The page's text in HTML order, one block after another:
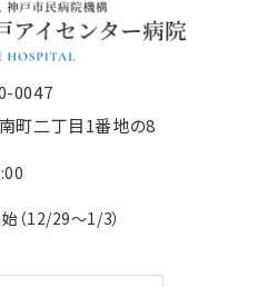
0047
町二丁目1番地の8
（12/29～1/3）